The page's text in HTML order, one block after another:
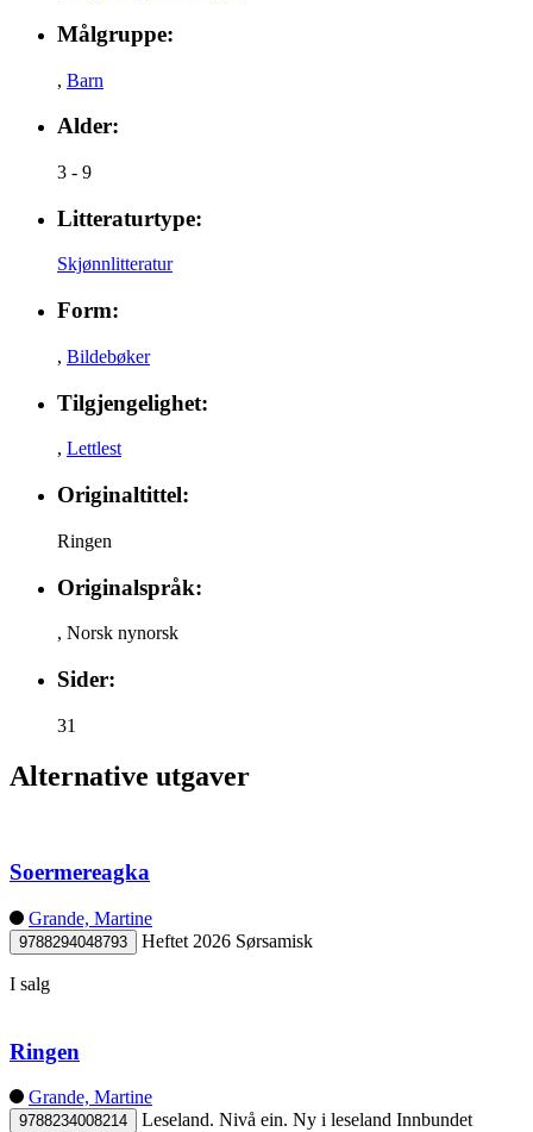
Målgruppe:
, Barn
Alder:
3 - 9
Litteraturtype:
Skjønnlitteratur
Form:
, Bildebøker
Tilgjengelighet:
, Lettlest
Originaltittel:
Ringen
Originalspråk:
, Norsk nynorsk
Sider:
31
Alternative utgaver
Soermereagka
Grande, Martine
9788294048793 Heftet 2026 Sørsamisk
I salg
Ringen
Grande, Martine
9788234008214 Leseland. Nivå ein. Ny i leseland Innbundet